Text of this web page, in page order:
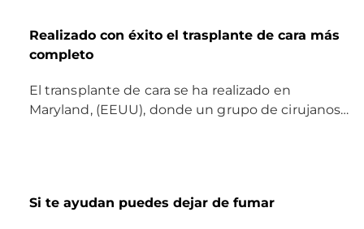
Realizado con éxito el trasplante de cara más
completo
El transplante de cara se ha realizado en
Maryland, (EEUU), donde un grupo de cirujanos…
Si te ayudan puedes dejar de fumar